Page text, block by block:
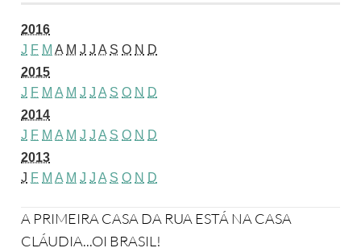
2016
J F M A M J J A S O N D
2015
J F M A M J J A S O N D
2014
J F M A M J J A S O N D
2013
J F M A M J J A S O N D
A PRIMEIRA CASA DA RUA ESTÁ NA CASA
CLÁUDIA...OI BRASIL!